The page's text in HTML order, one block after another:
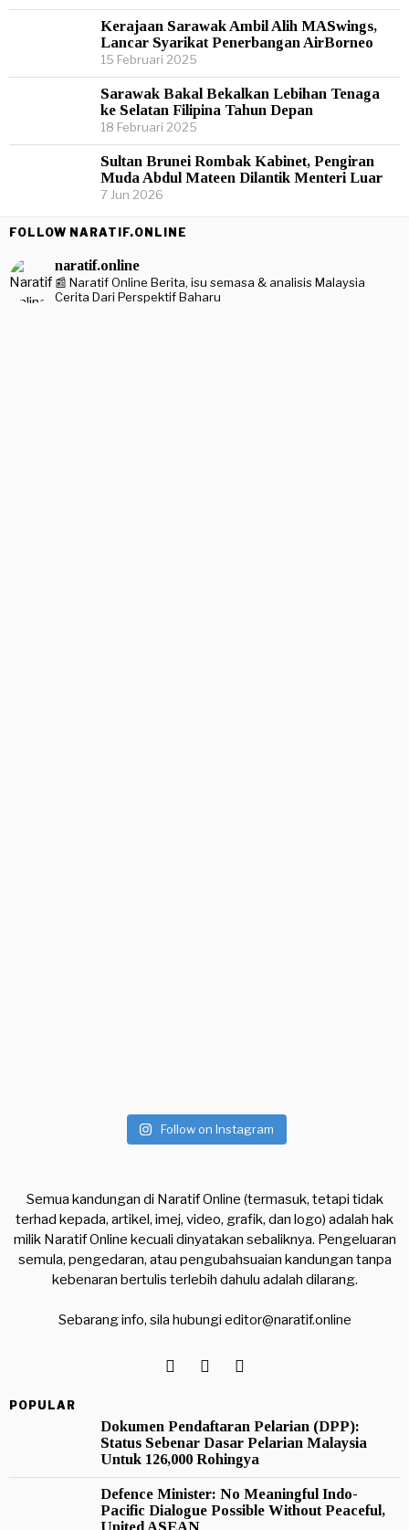
Kerajaan Sarawak Ambil Alih MASwings,
Lancar Syarikat Penerbangan AirBorneo
15 Februari 2025
Sarawak Bakal Bekalkan Lebihan Tenaga
ke Selatan Filipina Tahun Depan
18 Februari 2025
Sultan Brunei Rombak Kabinet, Pengiran
Muda Abdul Mateen Dilantik Menteri Luar
7 Jun 2026
FOLLOW NARATIF.ONLINE
naratif.online
📰 Naratif Online Berita, isu semasa & analisis Malaysia
Cerita Dari Perspektif Baharu
Follow on Instagram
Semua kandungan di Naratif Online (termasuk, tetapi tidak
terhad kepada, artikel, imej, video, grafik, dan logo) adalah hak
milik Naratif Online kecuali dinyatakan sebaliknya. Pengeluaran
semula, pengedaran, atau pengubahsuaian kandungan tanpa
kebenaran bertulis terlebih dahulu adalah dilarang.
Sebarang info, sila hubungi editor@naratif.online
POPULAR
Dokumen Pendaftaran Pelarian (DPP):
Status Sebenar Dasar Pelarian Malaysia
Untuk 126,000 Rohingya
Defence Minister: No Meaningful Indo-
Pacific Dialogue Possible Without Peaceful,